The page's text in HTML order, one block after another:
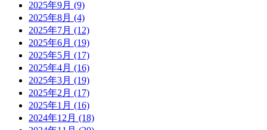
2025年9月 (9)
2025年8月 (4)
2025年7月 (12)
2025年6月 (19)
2025年5月 (17)
2025年4月 (16)
2025年3月 (19)
2025年2月 (17)
2025年1月 (16)
2024年12月 (18)